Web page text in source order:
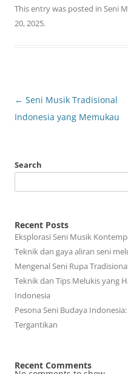
This entry was posted in Seni
20, 2025.
Post
navigation
← Seni Musik Tradisional
Indonesia yang Memukau
Search
Recent Posts
Eksplorasi Seni Musik
Teknik dan gaya aliran seni
Mengenal Seni Rupa
Teknik dan Tips Melukis yang
Indonesia
Pesona Seni Budaya
Tergantikan
Recent Comments